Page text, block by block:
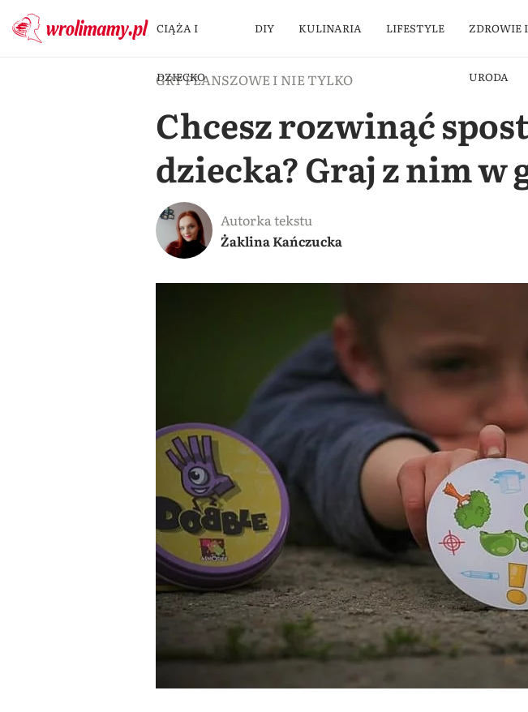
CIĄŻA I
DZIECKO
DIY KULINARIA LIFESTYLE ZDROWIE I
URODA
GRY PLANSZOWE I NIE TYLKO
Chcesz rozwinąć
dziecka? Graj z nim w
Autorka tekstu
Żaklina Kańczucka